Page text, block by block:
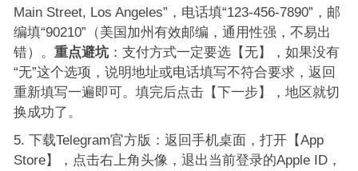
Main Street, Los Angeles”，电话填“123-456-7890”，邮
编填“90210”（美国加州有效邮编，通用性强，不易出
错）。 重点避坑：支付方式一定要选【无】，如果没有
“无”这个选项，说明地址或电话填写不符合要求，返回
重新填写一遍即可。填完后点击【下一步】，地区就切
换成功了。
下载Telegram官方版：返回手机桌面，打开【App
Store】，点击右上角头像，退出当前登录的Apple ID，